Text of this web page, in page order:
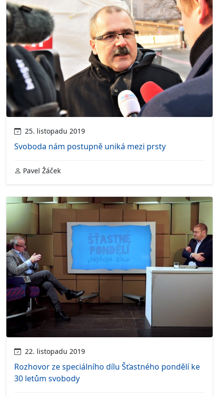
25. listopadu 2019
Svoboda nám postupně uniká mezi prsty
Pavel Žáček
22. listopadu 2019
Rozhovor ze speciálního dílu Šťastného pondělí ke
30 letům svobody